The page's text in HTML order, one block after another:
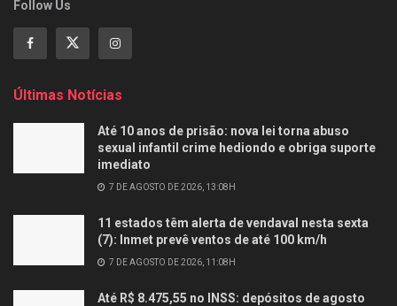
Follow Us
Últimas Notícias
Até 10 anos de prisão: nova lei torna abuso
sexual infantil crime hediondo e obriga suporte
imediato
7 DE AGOSTO DE 2026, 13:08H
11 estados têm alerta de vendaval nesta sexta
(7): Inmet prevê ventos de até 100 km/h
7 DE AGOSTO DE 2026, 11:08H
Até R$ 8.475,55 no INSS: depósitos de agosto